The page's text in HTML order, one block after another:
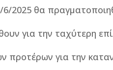
2025 θα
για την ταχύτερη
προτέρων για την